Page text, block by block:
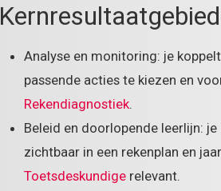
Analyse en monitoring: je
passende acties te kiezen en
Rekendiagnostiek.
Beleid en doorlopende leerlijn:
zichtbaar in een rekenplan en
Toetsdeskundige relevant.